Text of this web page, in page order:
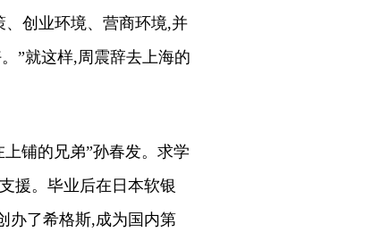
创业环境、营商环境,并
”就这样,周震辞去上海的
铺的兄弟”孙春发。求学
援。毕业后在日本软银
办了希格斯,成为国内第